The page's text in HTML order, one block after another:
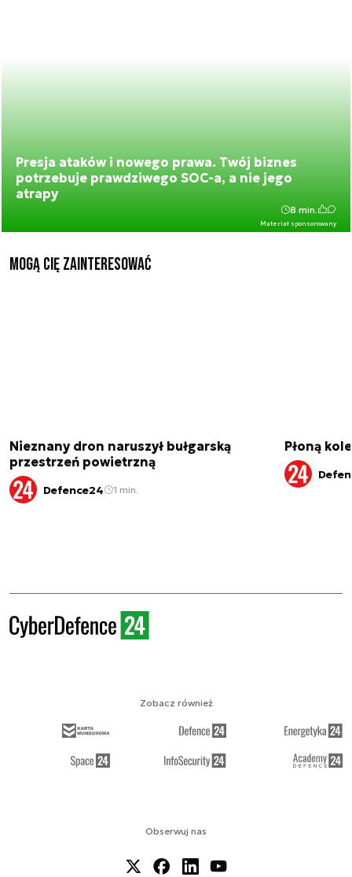
Presja ataków i nowego prawa. Twój biznes
potrzebuje prawdziwego SOC-a, a nie jego
atrapy
Materiał sponsorowany
8 min.
Mogą Cię zainteresować
Nieznany dron naruszył bułgarską
przestrzeń powietrzną
Defence24 1 min.
Płoną
Obserwuj nas
Zobacz również